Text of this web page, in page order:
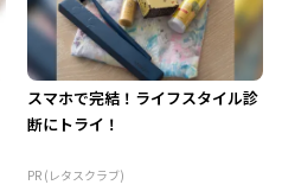
スマホで完結！ライフスタイル診
断にトライ！
PR (レタスクラブ)